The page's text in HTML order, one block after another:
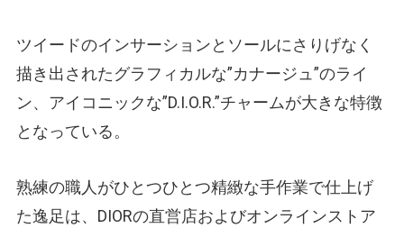
ツイードのインサーションとソールにさりげなく
描き出されたグラフィカルな”カナージュ”のライ
ン、アイコニックな”D.I.O.R.”チャームが大きな特徴
となっている。
熟練の職人がひとつひとつ精緻な手作業で仕上げ
た逸足は、DIORの直営店およびオンラインストア